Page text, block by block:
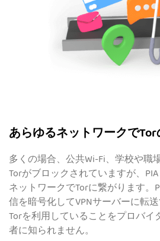
あらゆるネットワークで
多くの場合、公共Wi-Fi、学校や職
Torがブロックされていますが、
ネットワークでTorに繋がります。
信を暗号化してVPNサーバーに転
Torを利用していることをプロバ
者に知られません。